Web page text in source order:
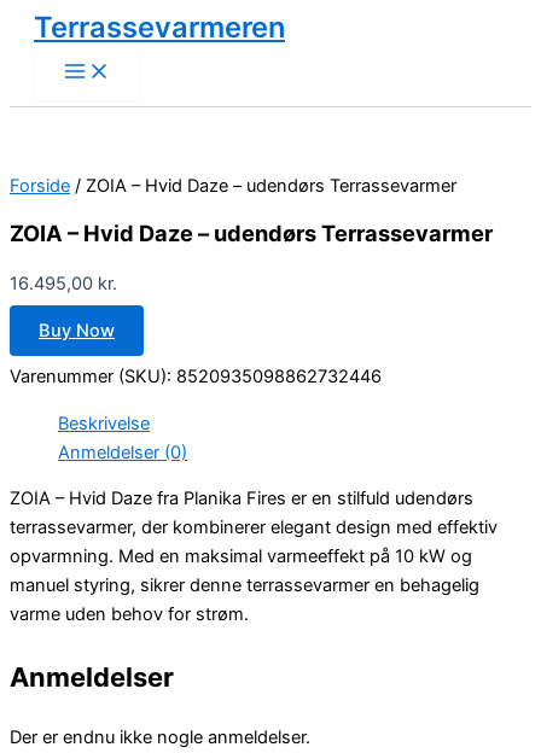
indholdet
Terrassevarmeren
Forside / ZOIA – Hvid Daze – udendørs Terrassevarmer
ZOIA – Hvid Daze – udendørs Terrassevarmer
16.495,00 kr.
Buy Now
Varenummer (SKU): 8520935098862732446
Beskrivelse
Anmeldelser (0)
ZOIA – Hvid Daze fra Planika Fires er en stilfuld udendørs
terrassevarmer, der kombinerer elegant design med effektiv
opvarmning. Med en maksimal varmeeffekt på 10 kW og
manuel styring, sikrer denne terrassevarmer en behagelig
varme uden behov for strøm.
Anmeldelser
Der er endnu ikke nogle anmeldelser.